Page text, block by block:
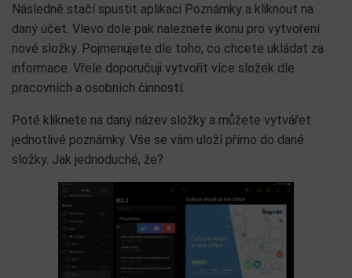
Následně stačí spustit aplikaci Poznámky a kliknout na
daný účet. Vlevo dole pak naleznete ikonu pro vytvoření
nové složky. Pojmenujete dle toho, co chcete ukládat za
informace. Vřele doporučuji vytvořit více složek dle
pracovních a osobních činností.
Poté kliknete na daný název složky a můžete vytvářet
jednotlivé poznámky. Vše se vám uloží přímo do dané
složky. Jak jednoduché, že?